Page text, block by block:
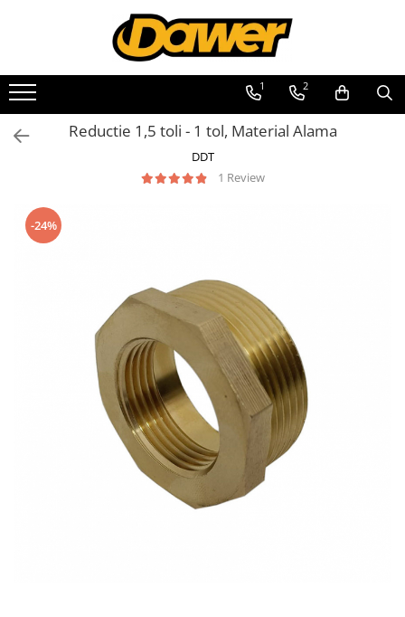
Toate Produsele
Pompe apă și Hidrofoare
Pompe submersibile
Pompe apa murdara
Accesorii pompe
Scule și Unelte electrice
Masini de gaurit
Accesorii masini de gaurit
Masini de gaurit si insurubat
Circulare si fierastraie electrice
Masini de slefuit si polisat
1 2
Reductie 1,5 toli - 1 tol, Material Alama
DDT
1 Review
-24%